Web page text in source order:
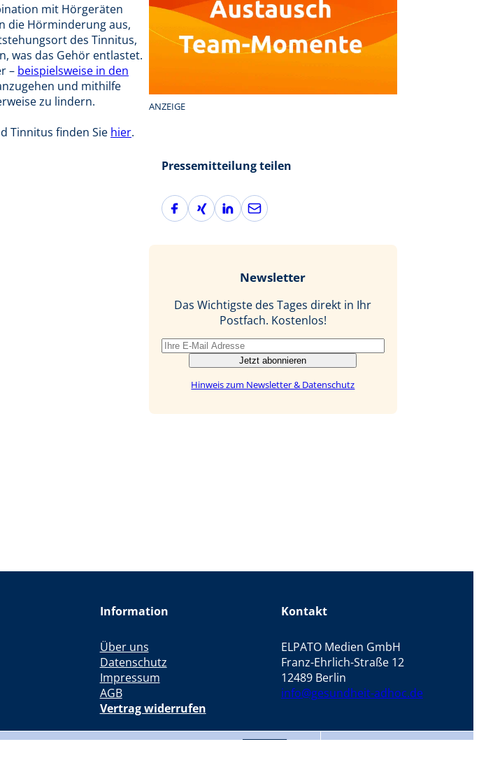
mit Hörgeräten
die Hörminderung aus,
des Tinnitus,
was das Gehör entlastet.
– beispielsweise in den
und mithilfe
zu lindern.
Tinnitus finden Sie hier.
ANZEIGE
Pressemitteilung teilen
F
a
X
i
L
i
n
E
-
l
Newsletter
Das Wichtigste des Tages direkt in Ihr
Postfach. Kostenlos!
Jetzt abonnieren
Hinweis zum Newsletter & Datenschutz
Information
Über uns
Datenschutz
Impressum
AGB
Vertrag widerrufen
Kontakt
ELPATO Medien GmbH
Franz-Ehrlich-Straße 12
12489 Berlin
info@gesundheit-adhoc.de